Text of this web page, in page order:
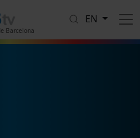
Barcelona
EN